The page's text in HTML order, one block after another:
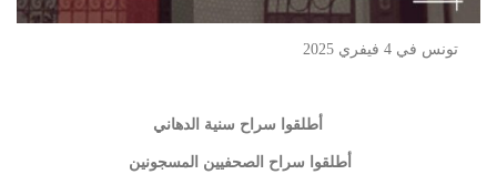
تونس في 4 فيفري 2025
أطلقوا سراح سنية الدهاني
أطلقوا سراح الصحفيين المسجونين